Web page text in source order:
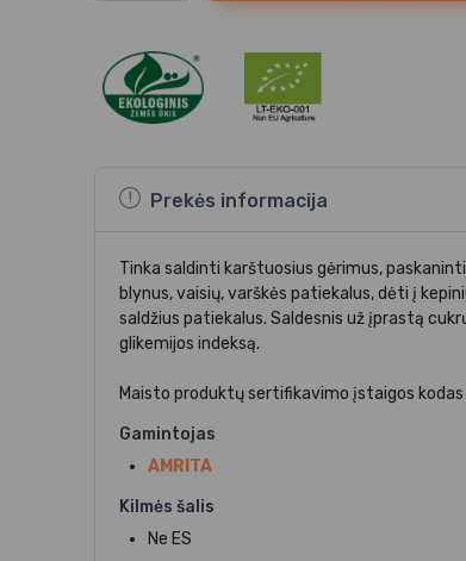
Prekės informacija
Tinka saldinti karštuosius gėrimus,
blynus, vaisių, varškės patiekalus, dėti į
saldžius patiekalus. Saldesnis už įprastą
glikemijos indeksą.
Maisto produktų sertifikavimo įstaigos kodas
Gamintojas
AMRITA
Kilmės šalis
Ne ES